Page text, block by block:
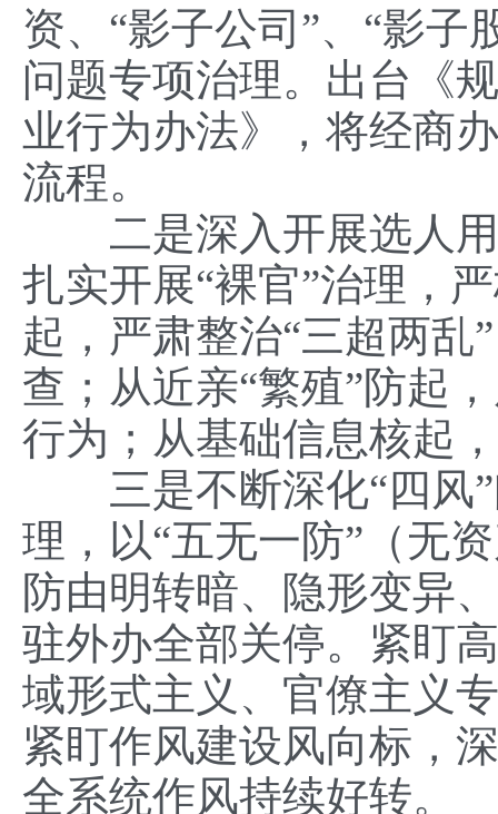
资、“影子公司”、“影
问题专项治理。出台《
业行为办法》，将经商
流程。
二是深入开展选人用
扎实开展“裸官”治理，
起，严肃整治“三超两乱
查；从近亲“繁殖”防起
行为；从基础信息核起
三是不断深化“四风”
理，以“五无一防”（无
防由明转暗、隐形变异
驻外办全部关停。紧盯
域形式主义、官僚主义
紧盯作风建设风向标，
全系统作风持续好转。